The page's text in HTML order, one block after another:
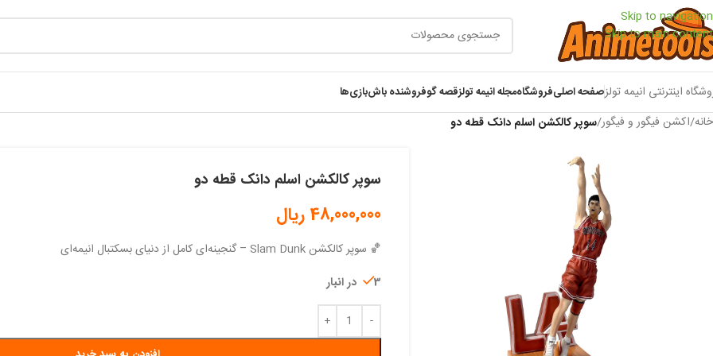
Skip to navigation
Skip to main content
اینترنتی انیمه تولزصفحه اصلیفروشگاهمجله انیمه تولزقصه گوفروشنده باشبازی‌ها
خانه/اکشن فیگور و فیگور/سوپر کالکشن اسلم دانک قطه دو
سوپر کالکشن اسلم دانک قطه دو
48,000,000 ریال
🏀 سوپر کالکشن Slam Dunk – گنجینه‌ای کامل از دنیای بسکتبال انیمه‌ای
3 در انبار